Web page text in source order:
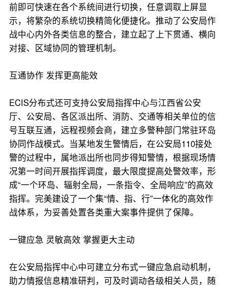
前即可快速在各个系统间进行切换，任意调取上屏显
示，将繁杂的系统切换精简化便捷化。推动了公安局作
战中心内外各类信息的整合，建立起了上下贯通、横向
对接、区域协同的管理机制。
互通协作 发挥更高能效
ECIS分布式还可支持公安局指挥中心与江西省公安
厅、公安局、各区派出所、消防、交通等相关单位的信
号互联互通，远程视频会商，建立多警种部门常驻环岛
协同作战模式。当某地发生警情后，在公安局110接处
警的过程中，属地派出所也同步得知警情，根据现场情
况第一时间开展指挥调度，最大限度提高处警效率，形
成“一个环岛、辐射全局，一条指令、全局响应”的高效
指挥。完美建设了一个集“情、指、行”一体化的高效作
战体系，为妥善处置各类重大案事件提供了保障。
一键应急 灵敏高效 掌握更大主动
在公安局指挥中心中可建立分布式一键应急启动机制，
助力情报信息精准研判，可及时调动各级相关人员，随